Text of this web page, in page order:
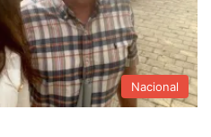
Nacional